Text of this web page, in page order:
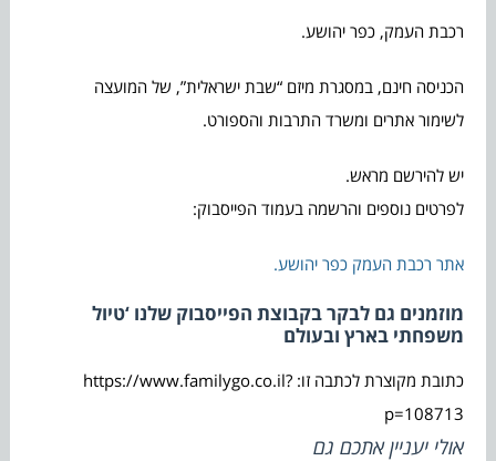
רכבת העמק, כפר יהושע.
הכניסה חינם, במסגרת מיזם “שבת ישראלית”, של המועצה
לשימור אתרים ומשרד התרבות והספורט.
יש להירשם מראש.
לפרטים נוספים והרשמה בעמוד הפייסבוק:
אתר רכבת העמק כפר יהושע.
מוזמנים גם לבקר בקבוצת הפייסבוק שלנו ‘טיול
משפחתי בארץ ובעולם
כתובת מקוצרת לכתבה זו: https://www.familygo.co.il?
p=108713
אולי יעניין אתכם גם